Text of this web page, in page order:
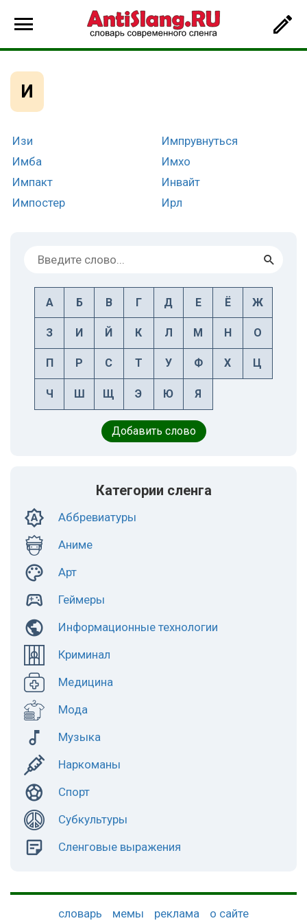
И
Изи
Имба
Импакт
Импостер
Импрувнуться
Имхо
Инвайт
Ирл
А Б В Г Д Е Ё Ж
З И Й К Л М Н О
П Р С Т У Ф Х Ц
Ч Ш Щ Э Ю Я
Добавить слово
Категории сленга
Аббревиатуры
Аниме
Арт
Геймеры
Информационные технологии
Криминал
Медицина
Мода
Музыка
Наркоманы
Спорт
Субкультуры
Сленговые выражения
словарь мемы реклама о сайте